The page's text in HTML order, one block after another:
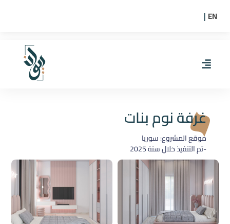
EN
|
غرفة نوم بنات
موقع المشروع: سوريا
-تم التنفيذ خلال سنة2025